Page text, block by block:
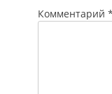
Комментарий *